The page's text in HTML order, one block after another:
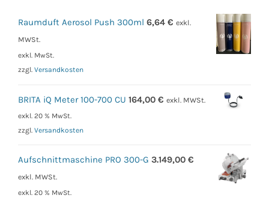
Raumduft Aerosol Push 300ml 6,64 € exkl.
MWSt.
exkl. MwSt.
zzgl. Versandkosten
BRITA iQ Meter 100-700 CU 164,00 € exkl. MWSt.
exkl. 20 % MwSt.
zzgl. Versandkosten
Aufschnittmaschine PRO 300-G 3.149,00 €
exkl. MWSt.
exkl. 20 % MwSt.